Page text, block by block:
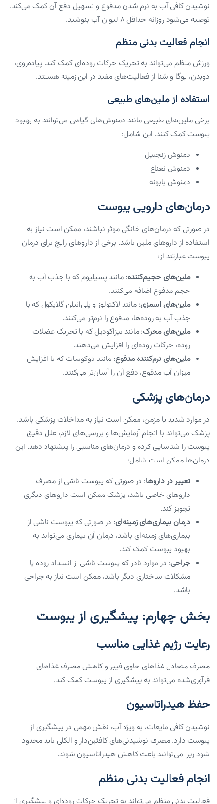
نوشیدن کافی آب به نرم شدن مدفوع و تسهیل دفع آن کمک می‌کند.
توصیه می‌شود روزانه حداقل ۸ لیوان آب بنوشید.
انجام فعالیت بدنی منظم
ورزش منظم می‌تواند به تحریک حرکات روده‌ای کمک کند. پیاده‌روی،
دویدن، یوگا و شنا از فعالیت‌های مفید در این زمینه هستند.
استفاده از ملین‌های طبیعی
برخی ملین‌های طبیعی مانند دمنوش‌های گیاهی می‌توانند به بهبود
یبوست کمک کنند. این شامل:
دمنوش زنجبیل
دمنوش نعناع
دمنوش بابونه
درمان‌های دارویی یبوست
در صورتی که درمان‌های خانگی موثر نباشند، ممکن است نیاز به
استفاده از داروهای ملین باشد. برخی از داروهای رایج برای درمان
یبوست عبارتند از:
ملین‌های حجیم‌کننده: مانند پسیلیوم که با جذب آب به
حجم مدفوع اضافه می‌کنند.
ملین‌های اسمزی: مانند لاکتولوز و پلی‌اتیلن گلایکول که با
جذب آب به روده‌ها، مدفوع را نرم‌تر می‌کنند.
ملین‌های محرک: مانند بیزاکودیل که با تحریک عضلات
روده، حرکات روده‌ای را افزایش می‌دهند.
ملین‌های نرم‌کننده مدفوع: مانند دوکوسات که با افزایش
میزان آب مدفوع، دفع آن را آسان‌تر می‌کنند.
درمان‌های پزشکی
در موارد شدید یا مزمن، ممکن است نیاز به مداخلات پزشکی باشد.
پزشک می‌تواند با انجام آزمایش‌ها و بررسی‌های لازم، علل دقیق
یبوست را شناسایی کرده و درمان‌های مناسبی را پیشنهاد دهد. این
درمان‌ها ممکن است شامل:
تغییر در داروها: در صورتی که یبوست ناشی از مصرف
داروهای خاصی باشد، پزشک ممکن است داروهای دیگری
تجویز کند.
درمان بیماری‌های زمینه‌ای: در صورتی که یبوست ناشی از
بیماری‌های زمینه‌ای باشد، درمان آن بیماری می‌تواند به
بهبود یبوست کمک کند.
جراحی: در موارد نادر که یبوست ناشی از انسداد روده یا
مشکلات ساختاری دیگر باشد، ممکن است نیاز به جراحی
باشد.
بخش چهارم: پیشگیری از یبوست
رعایت رژیم غذایی مناسب
مصرف متعادل غذاهای حاوی فیبر و کاهش مصرف غذاهای
فرآوری‌شده می‌تواند به پیشگیری از یبوست کمک کند.
حفظ هیدراتاسیون
نوشیدن کافی مایعات، به ویژه آب، نقش مهمی در پیشگیری از
یبوست دارد. مصرف نوشیدنی‌های کافئین‌دار و الکلی باید محدود
شود زیرا می‌توانند باعث کاهش هیدراتاسیون شوند.
انجام فعالیت بدنی منظم
فعالیت بدنی منظم می‌تواند به تحریک حرکات روده‌ای و پیشگیری از